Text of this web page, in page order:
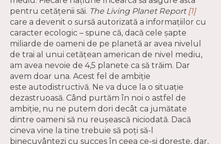
pentru cetățenii săi. The Living Planet Report [1]
care a devenit o sursă autorizată a informațiilor cu
caracter ecologic – spune că, dacă cele șapte
miliarde de oameni de pe planetă ar avea nivelul
de trai al unui cetățean american de nivel mediu,
am avea nevoie de 4,5 planete ca să trăim. Dar
avem doar una. Acest fel de ambiție
este autodistructivă. Ne va duce la o situație
dezastruoasă. Când purtăm în noi o astfel de
ambiție, nu ne putem dori decât ca jumătate
dintre oameni să nu reușească niciodată. Dacă
cineva vine la tine trebuie să poți să-l
binecuvântezi cu succes în ceea ce-și dorește, dar,